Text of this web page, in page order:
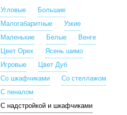
Угловые
Большие
Малогабаритные
Узкие
Маленькие
Белые
Венге
Цвет Орех
Ясень шимо
Игровые
Цвет Дуб
Со шкафчиками
Со стеллажом
С пеналом
С надстройкой и шкафчиками